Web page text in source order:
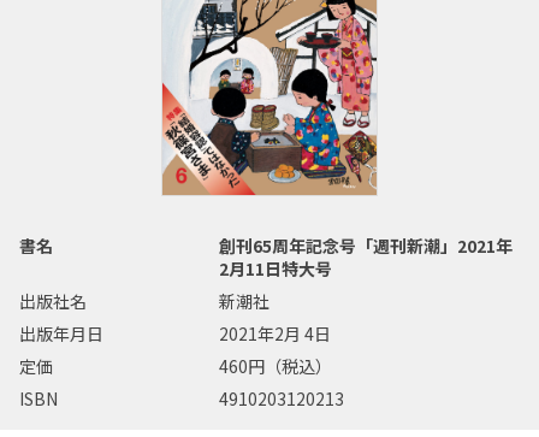
書名
創刊65周年記念号「週刊新潮」2021年
2月11日特大号
出版社名
新潮社
出版年月日
2021年2月 4日
定価
460円（税込）
ISBN
4910203120213